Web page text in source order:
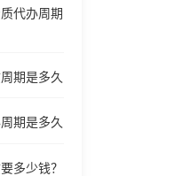
代办周期
期是多久
期是多久
多少钱？